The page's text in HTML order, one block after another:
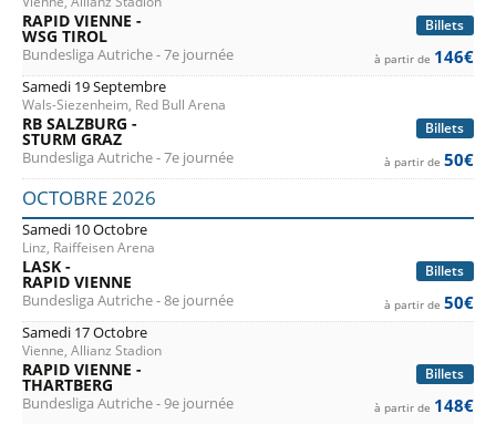
Billets
RAPID VIENNE -
WSG TIROL
Bundesliga Autriche - 7e journée à partir de 146€
Samedi 19 Septembre
Wals-Siezenheim, Red Bull Arena
Billets
RB SALZBURG -
STURM GRAZ
Bundesliga Autriche - 7e journée à partir de 50€
OCTOBRE 2026
Samedi 10 Octobre
Linz, Raiffeisen Arena
Billets
LASK -
RAPID VIENNE
Bundesliga Autriche - 8e journée à partir de 50€
Samedi 17 Octobre
Vienne, Allianz Stadion
Billets
RAPID VIENNE -
THARTBERG
Bundesliga Autriche - 9e journée à partir de 148€